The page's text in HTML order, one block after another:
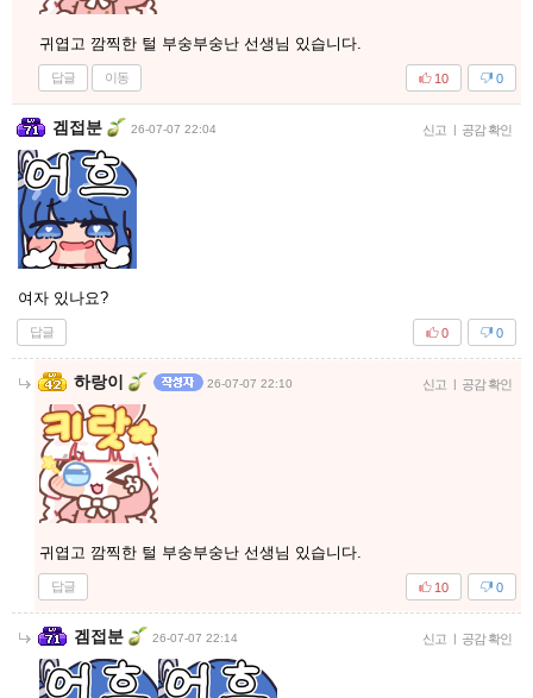
귀엽고 깜찍한 털 부숭부숭난 선생님 있습니다.
답글 이동 0
10
겜접분 26-07-07 22:04 신고 | 공감 확인
여자 있나요?
답글 0
0
하랑이 26-07-07 22:10 신고 | 공감 확인
귀엽고 깜찍한 털 부숭부숭난 선생님 있습니다.
답글 0
10
겜접분 26-07-07 22:14 신고 | 공감 확인